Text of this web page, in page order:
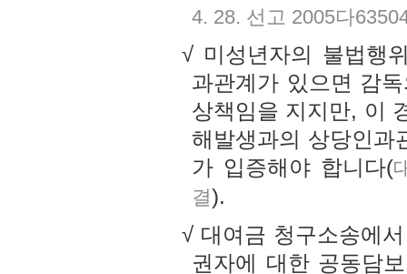
4. 28. 선고 2005다
√ 미성년자의 불법행
과관계가 있으면 감
상책임을 지지만, 이
해발생과의 상당인과
가 입증해야 합니다(
결).
√ 대여금 청구소송에
권자에 대한 공동담